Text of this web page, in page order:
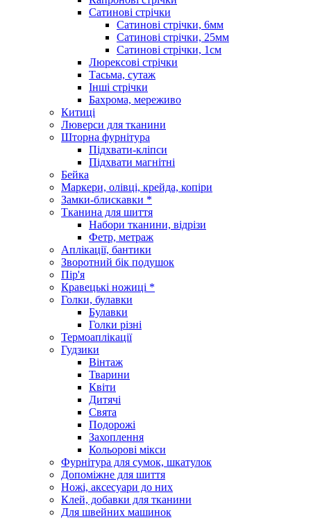
Сатинові стрічки
Сатинові стрічки, 6мм
Сатинові стрічки, 25мм
Сатинові стрічки, 1см
Люрексові стрічки
Тасьма, сутаж
Інші стрічки
Бахрома, мереживо
Китиці
Люверси для тканини
Шторна фурнітура
Підхвати-кліпси
Підхвати магнітні
Бейка
Маркери, олівці, крейда, копіри
Замки-блискавки *
Тканина для шиття
Набори тканини, відрізи
Фетр, метраж
Аплікації, бантики
Зворотний бік подушок
Пір'я
Кравецькі ножиці *
Голки, булавки
Булавки
Голки різні
Термоаплікації
Гудзики
Вінтаж
Тварини
Квіти
Дитячі
Свята
Подорожі
Захоплення
Кольорові мікси
Фурнітура для сумок, шкатулок
Допоміжне для шиття
Ножі, аксесуари до них
Клей, добавки для тканини
Для швейних машинок